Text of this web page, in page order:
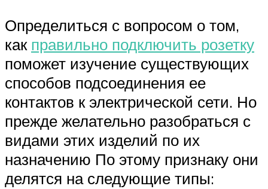
Определиться с вопросом о том,
как правильно подключить розетку
поможет изучение существующих
способов подсоединения ее
контактов к электрической сети. Но
прежде желательно разобраться с
видами этих изделий по их
назначению По этому признаку они
делятся на следующие типы: